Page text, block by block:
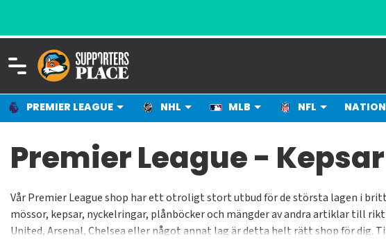
PREMIER LEAGUE NHL MLB NFL
Premier League - Kepsar
Vår Premier League shop har ett otroligt stort utbud för de största lagen i
mössor, kepsar, nyckelringar, plånböcker och mängder av andra artiklar till
United, Arsenal, Chelsea eller något annat lag är detta helt rätt shop för